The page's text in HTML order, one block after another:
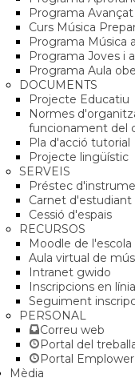
Programa Avançat
Curs Música
Programa Música
Programa Joves i
Programa Aula
DOCUMENTS
Projecte Educatiu
Normes
funcionament del
Pla d'acció tutorial
Projecte lingüístic
SERVEIS
Préstec
Carnet d'estudiant
Cessió d'espais
RECURSOS
Moodle de l'escola
Aula virtual de
Intranet gwido
Inscripcions en línia
Seguiment
PERSONAL
Correu web
Portal del
Portal Emplower
Mèdia